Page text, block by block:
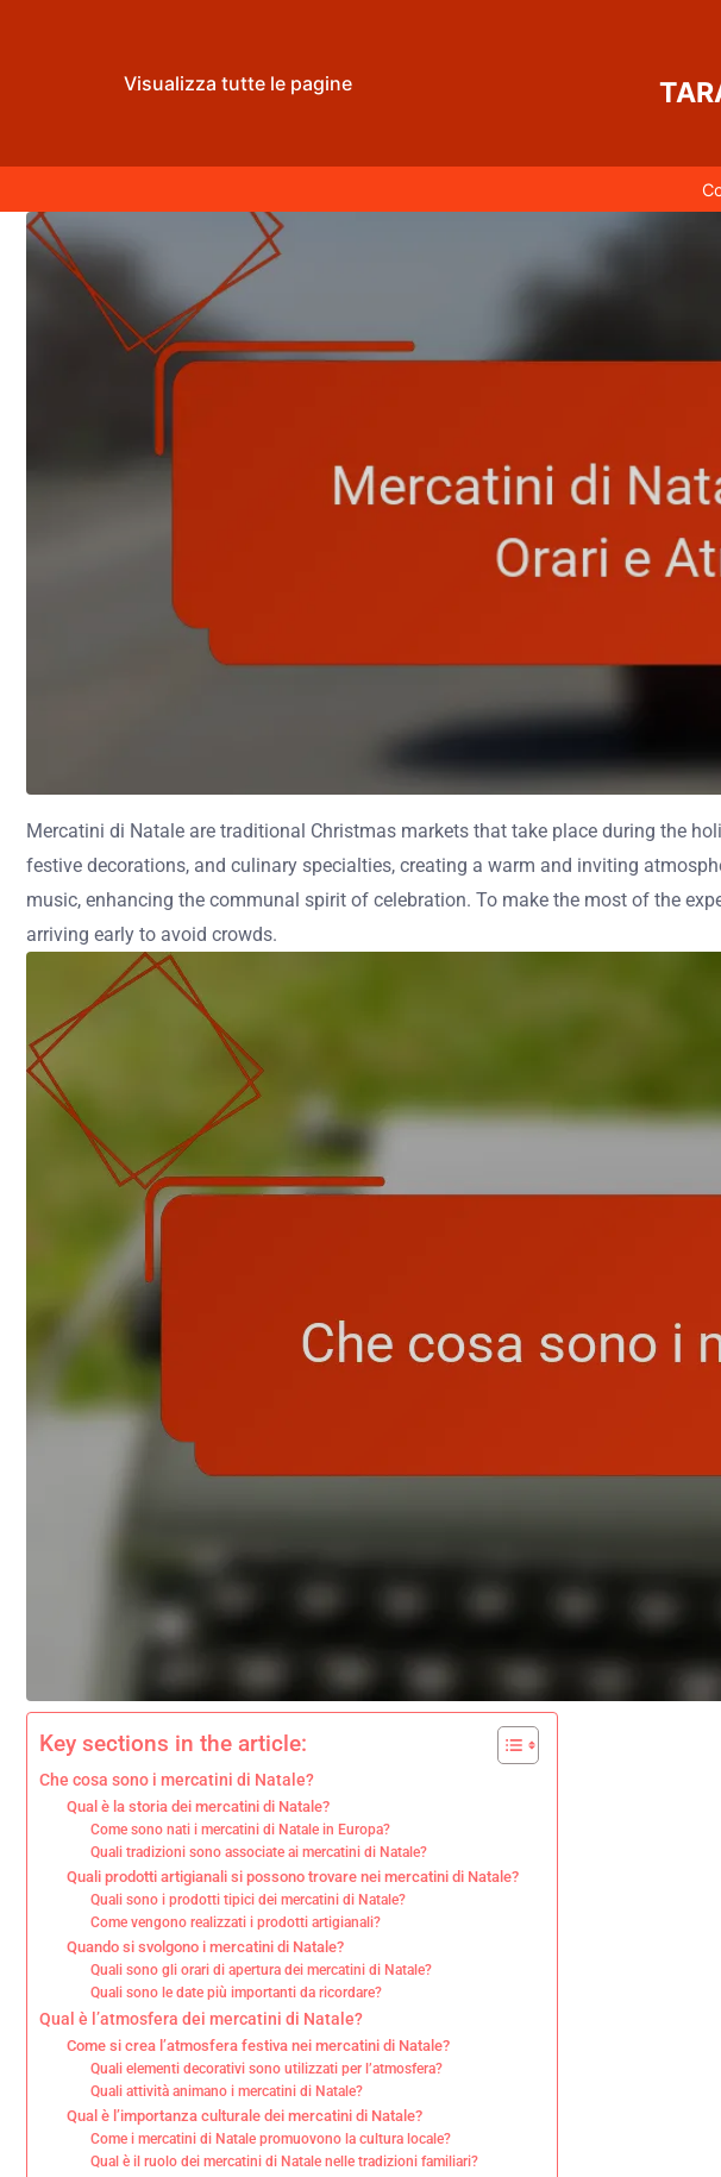
Visualizza tutte le pagine
Skip to content
Mercatini di Natale are traditional Christmas markets that take place during the
festive decorations, and culinary specialties, creating a warm and inviting
music, enhancing the communal spirit of celebration. To make the most of the
arriving early to avoid crowds.
Key sections in the article:
Che cosa sono i mercatini di Natale?
Qual è la storia dei mercatini di Natale?
Come sono nati i mercatini di Natale in Europa?
Quali tradizioni sono associate ai mercatini di Natale?
Quali prodotti artigianali si possono trovare nei mercatini di Natale?
Quali sono i prodotti tipici dei mercatini di Natale?
Come vengono realizzati i prodotti artigianali?
Quando si svolgono i mercatini di Natale?
Quali sono gli orari di apertura dei mercatini di Natale?
Quali sono le date più importanti da ricordare?
Qual è l’atmosfera dei mercatini di Natale?
Come si crea l’atmosfera festiva nei mercatini di Natale?
Quali elementi decorativi sono utilizzati per l’atmosfera?
Quali attività animano i mercatini di Natale?
Qual è l’importanza culturale dei mercatini di Natale?
Come i mercatini di Natale promuovono la cultura locale?
Qual è il ruolo dei mercatini di Natale nelle tradizioni familiari?